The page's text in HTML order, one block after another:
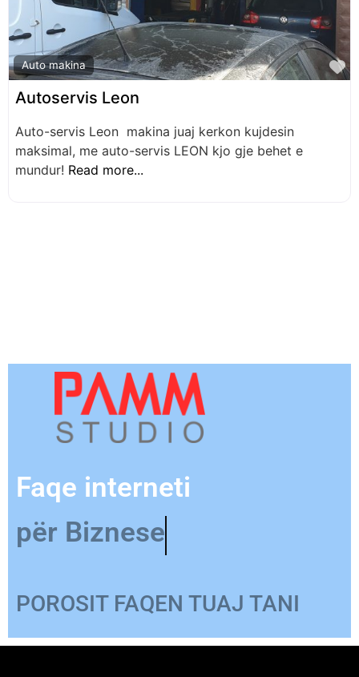
Auto makina
Autoservis Leon
Auto-servis Leon makina juaj kerkon kujdesin
maksimal, me auto-servis LEON kjo gje behet e
Faqe interneti